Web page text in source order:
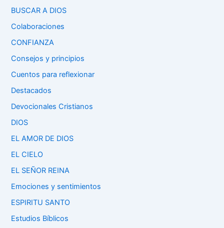
BUSCAR A DIOS
Colaboraciones
CONFIANZA
Consejos y principios
Cuentos para reflexionar
Destacados
Devocionales Cristianos
DIOS
EL AMOR DE DIOS
EL CIELO
EL SEÑOR REINA
Emociones y sentimientos
ESPIRITU SANTO
Estudios Bíblicos